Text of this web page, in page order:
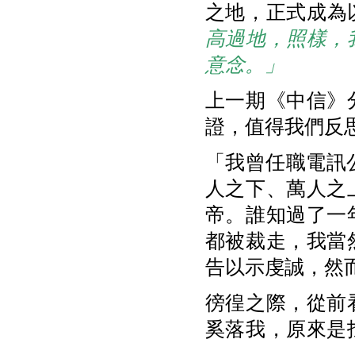
之地，正式成
高過地，照樣
意念。」
上一期《中信
證，值得我們反
「我曾任職電
人之下、萬人
帝。誰知過了一
都被裁走，我當
告以示虔誠，然
徬徨之際，從前
奚落我，原來是